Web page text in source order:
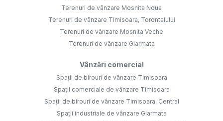
Terenuri de vânzare Mosnita Noua
Terenuri de vânzare Timisoara, Torontalului
Terenuri de vânzare Mosnita Veche
Terenuri de vânzare Giarmata
Vânzări comercial
Spații de birouri de vânzare Timisoara
Spații comerciale de vânzare Timisoara
Spații de birouri de vânzare Timisoara, Central
Spații industriale de vânzare Giarmata